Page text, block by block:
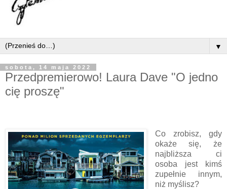
▼
sobota, 14 maja 2022
Przedpremierowo! Laura Dave "O jedno
cię proszę"
Co zrobisz, gdy
okaże się, że
najbliższa ci
osoba jest kimś
zupełnie innym,
niż myślisz?